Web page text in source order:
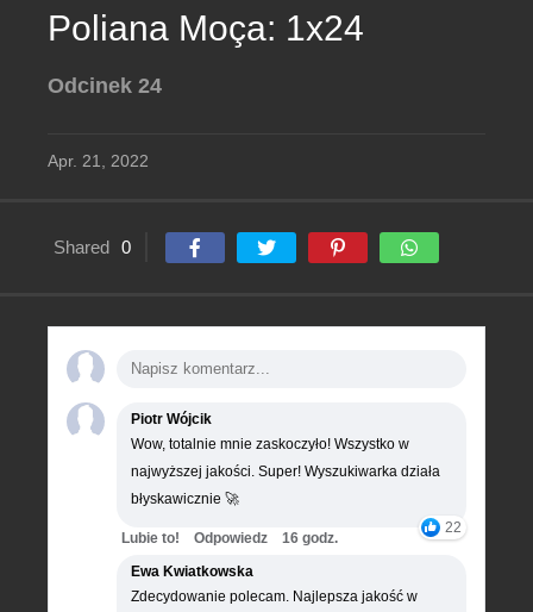
Poliana Moça: 1x24
Odcinek 24
Apr. 21, 2022
Shared 0
Piotr Wójcik
Wow, totalnie mnie zaskoczyło! Wszystko w
najwyższej jakości. Super! Wyszukiwarka działa
błyskawicznie 🚀
22
Lubie to! Odpowiedz
16 godz.
Ewa Kwiatkowska
Zdecydowanie polecam. Najlepsza jakość w